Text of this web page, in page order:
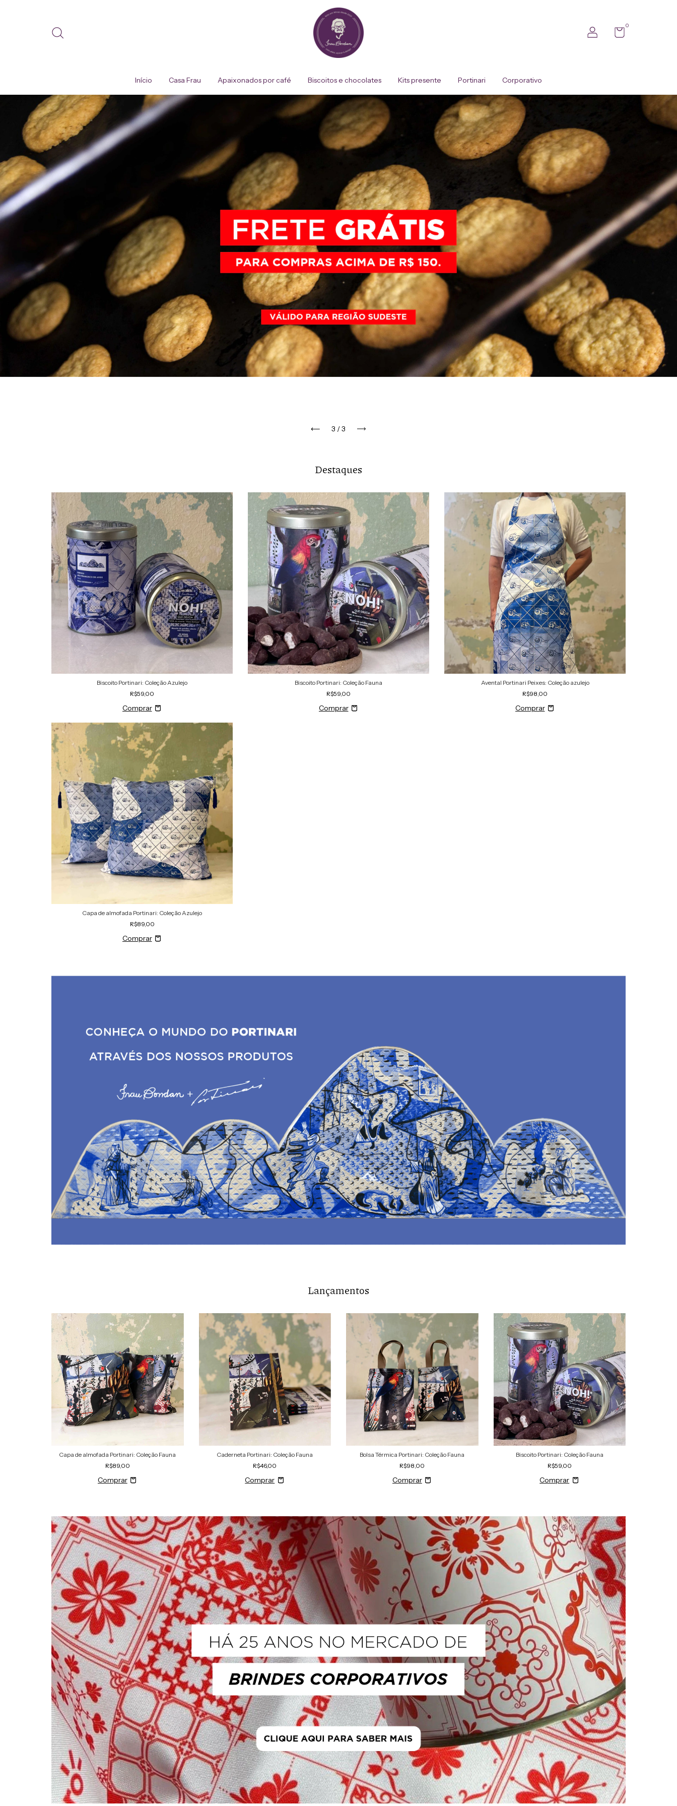
0
Início Casa Frau Apaixonados por café Biscoitos e chocolates Kits presente Portinari Corporativo
1/3
Destaques
Biscoito Portinari: Coleção Azulejo
R$59,00
Biscoito Portinari: Coleção Fauna
R$59,00
Avental Portinari Peixes: Coleção azulejo
R$98,00
Capa de almofada Portinari: Coleção Azulejo
R$89,00
Lançamentos
Capa de almofada Portinari: Coleção Fauna
R$89,00
Caderneta Portinari: Coleção Fauna
R$46,00
Bolsa Térmica Portinari: Coleção Fauna
R$98,00
Biscoito Portinari: Coleção Fauna
R$59,00